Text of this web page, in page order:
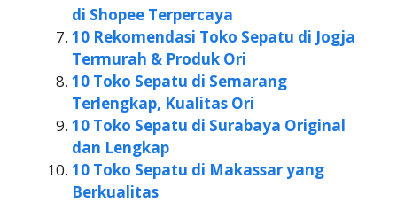
di Shopee Terpercaya
10 Rekomendasi Toko Sepatu di Jogja
Termurah & Produk Ori
10 Toko Sepatu di Semarang
Terlengkap, Kualitas Ori
10 Toko Sepatu di Surabaya Original
dan Lengkap
10 Toko Sepatu di Makassar yang
Berkualitas